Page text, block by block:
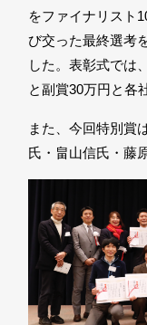
をファイナリスト
び交った最終選考
した。表彰式では
と副賞30万円と各
また、今回特別賞
氏・畠山信氏・藤